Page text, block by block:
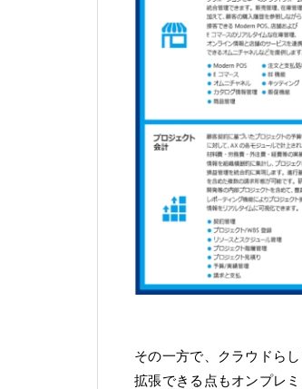
その一方で、クラウドら
拡張できる点もオンプレ